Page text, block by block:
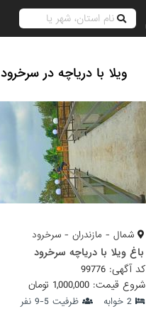
ویلا با دریاچه در سرخرود
شمال - مازندران - سرخرود
باغ ویلا با دریاچه سرخرود
کد آگهی: 99776
شروع قیمت: 1,000,000 تومان
2 خوابه
ظرفیت 5-9 نفر